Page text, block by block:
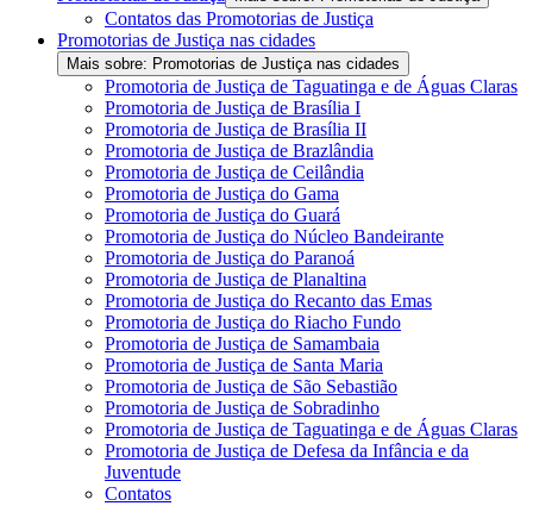
Contatos das Promotorias de Justiça
Promotorias de Justiça nas cidades
Mais sobre: Promotorias de Justiça nas cidades
Promotoria de Justiça de Taguatinga e de Águas Claras
Promotoria de Justiça de Brasília I
Promotoria de Justiça de Brasília II
Promotoria de Justiça de Brazlândia
Promotoria de Justiça de Ceilândia
Promotoria de Justiça do Gama
Promotoria de Justiça do Guará
Promotoria de Justiça do Núcleo Bandeirante
Promotoria de Justiça do Paranoá
Promotoria de Justiça de Planaltina
Promotoria de Justiça do Recanto das Emas
Promotoria de Justiça do Riacho Fundo
Promotoria de Justiça de Samambaia
Promotoria de Justiça de Santa Maria
Promotoria de Justiça de São Sebastião
Promotoria de Justiça de Sobradinho
Promotoria de Justiça de Taguatinga e de Águas Claras
Promotoria de Justiça de Defesa da Infância e da
Juventude
Contatos